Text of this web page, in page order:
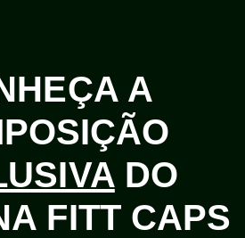
A
DO
FITT CAPS